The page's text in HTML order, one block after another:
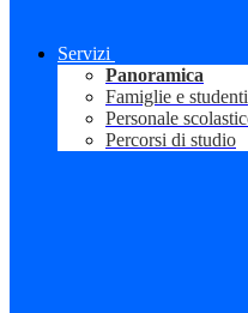
Servizi
Panoramica
Famiglie e studenti
Personale
Percorsi di studio